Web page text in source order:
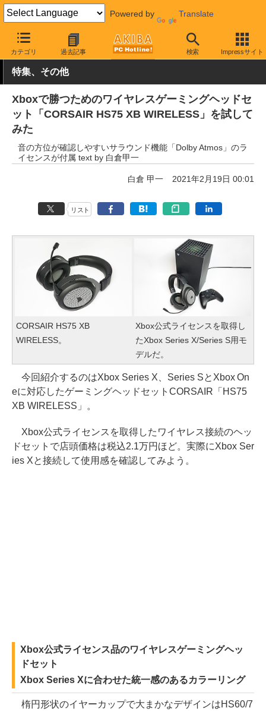
Powered by Translate
カテゴリ 過去記事 検索 Impressサイト
AKIBA PC Hotline! PC周辺機器 ヘッドセット・スピーカー ゲ
特集、その他
Xboxで勝つためのワイヤレスゲーミングヘッドセ
ット「CORSAIR HS75 XB WIRELESS」を試して
みた
音の方位が確認しやすいサラウンド機能「Dolby Atmos」のラ
イセンスが付属 text by 白倉甲一
白倉 甲一 2021年2月19日 00:01
リスト
CORSAIR HS75 XB
WIRELESS。
Xbox公式ライセンスを取得し
たXbox Series X/Series S用モ
デルだ。
今回紹介するのはXbox Series X、Series SとXbox On
eに対応したゲーミングヘッドセットCORSAIR「HS75
XB WIRELESS」。
Xbox公式ライセンスを取得したワイヤレス接続のヘッ
ドセットで店頭価格は税込2.1万円ほど。実際にXbox Ser
ies Xと接続して使用感を確認してみよう。
Xbox公式ライセンス品のワイヤレスゲーミングヘッ
ドセット
Xbox Series Xに合わせた統一感のあるカラーリング
楕円形状のイヤーカップで大まかなデザインはHS60/7